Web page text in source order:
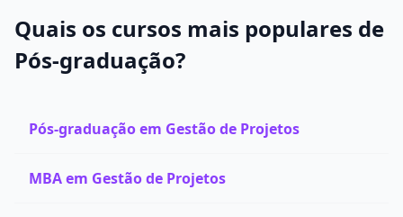
Quais os cursos mais populares de
Pós-graduação?
Pós-graduação em Gestão de Projetos
MBA em Gestão de Projetos